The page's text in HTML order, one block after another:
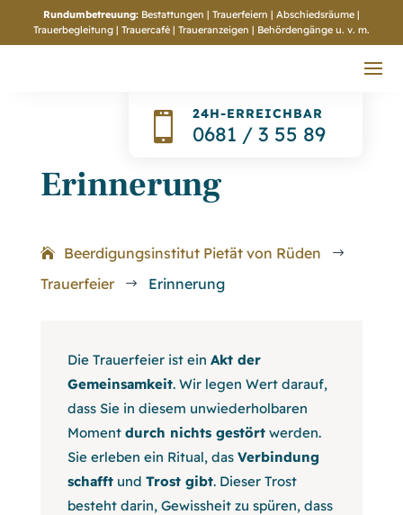
Rundumbetreuung: Bestattungen | Trauerfeiern | Abschiedsräume |
Trauerbegleitung | Trauercafé | Traueranzeigen | Behördengänge u. v. m.
 24H-ERREICHBAR
0681 / 3 55 89
Erinnerung
Beerdigungsinstitut Pietät von Rüden $
Trauerfeier $ Erinnerung
Die Trauerfeier ist ein Akt der
Gemeinsamkeit. Wir legen Wert darauf,
dass Sie in diesem unwiederholbaren
Moment durch nichts gestörtwerden.
Sie erleben ein Ritual, das Verbindung
schafftund Trost gibt. Dieser Trost
besteht darin, Gewissheit zu spüren, dass